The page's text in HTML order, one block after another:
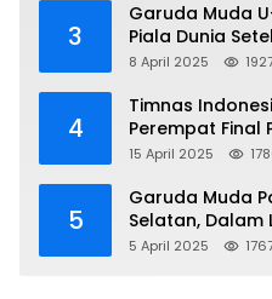
3
Garuda Muda
Piala Dunia
Kemenangan
8 April 2025
4
Timnas
Perempat Final
Korea Utara
15 April 2025
5
Garuda Muda
Selatan, Dalam
2025 U-17
5 April 2025